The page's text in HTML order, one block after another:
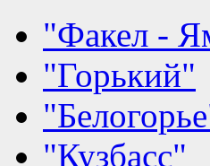
"Факел -
"Горький"
"Кузбасс"